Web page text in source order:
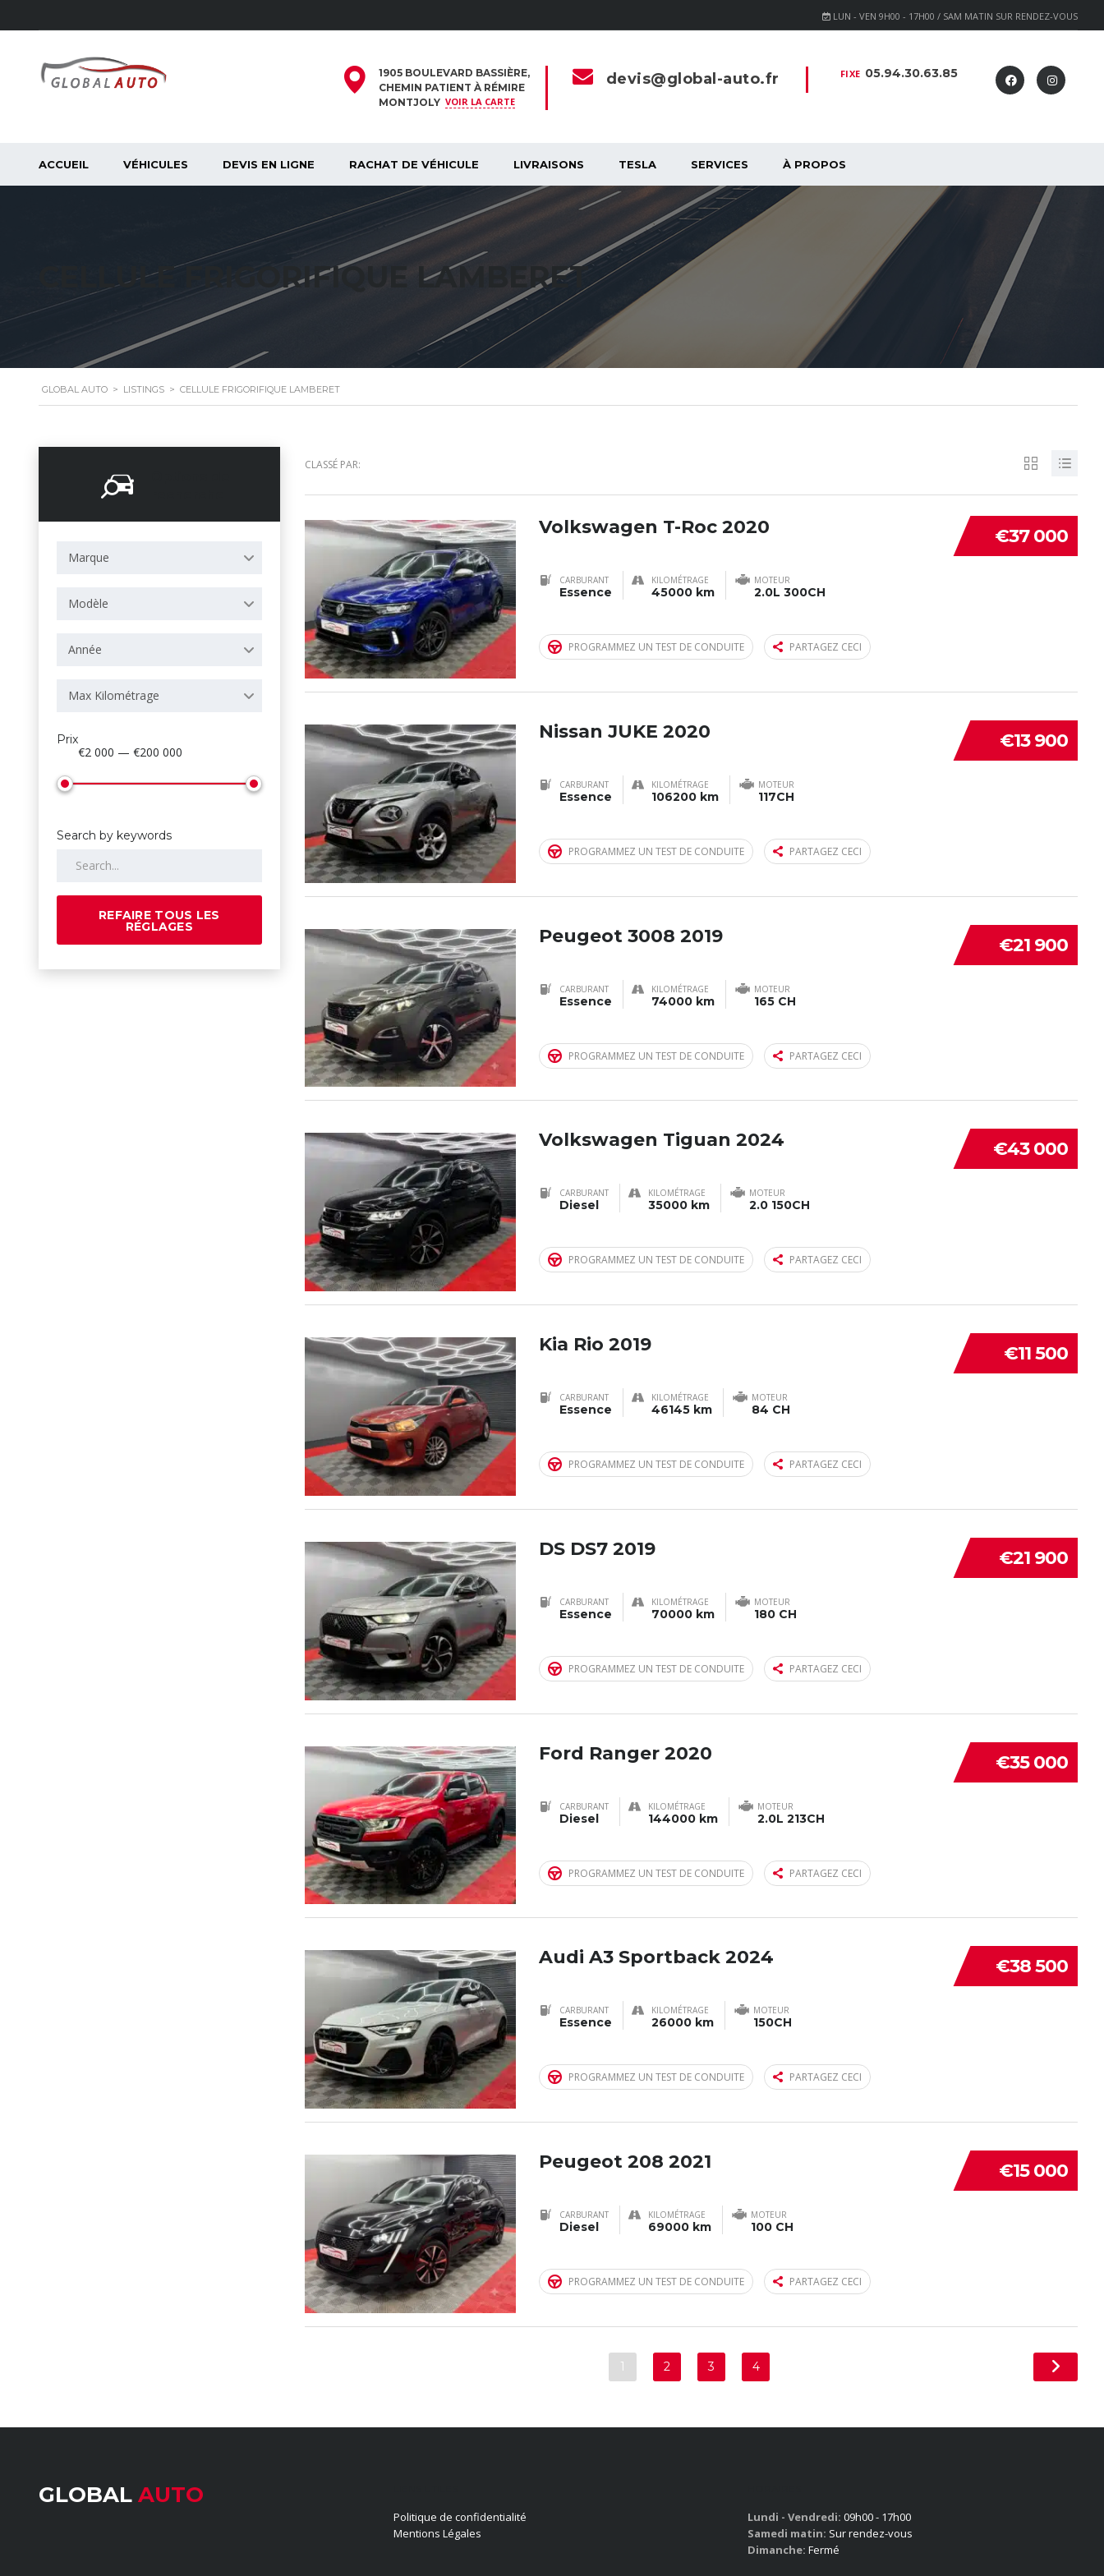
LUN - VEN 9H00 - 17H00 / SAM MATIN SUR RENDEZ-VOUS
FIXE 05.94.30.63.85
devis@global-auto.fr
1905 BOULEVARD BASSIÈRE,
CHEMIN PATIENT À RÉMIRE
MONTJOLY VOIR LA CARTE
ACCUEIL VÉHICULES DEVIS EN LIGNE RACHAT DE VÉHICULE LIVRAISONS TESLA SERVICES À PROPOS
CELLULE FRIGORIFIQUE LAMBERET
GLOBAL AUTO > LISTINGS > CELLULE FRIGORIFIQUE LAMBERET
Marque
Modèle
Année
Max Kilométrage
Prix
€2 000 — €200 000
Search by keywords
REFAIRE TOUS LES
RÉGLAGES
CLASSÉ PAR:
€37 000
Volkswagen T-Roc 2020
CARBURANT
Essence
KILOMÉTRAGE
45000 km
MOTEUR
2.0L 300CH
PROGRAMMEZ UN TEST DE CONDUITE PARTAGEZ CECI
€13 900
Nissan JUKE 2020
CARBURANT
Essence
KILOMÉTRAGE
106200 km
MOTEUR
117CH
PROGRAMMEZ UN TEST DE CONDUITE PARTAGEZ CECI
€21 900
Peugeot 3008 2019
CARBURANT
Essence
KILOMÉTRAGE
74000 km
MOTEUR
165 CH
PROGRAMMEZ UN TEST DE CONDUITE PARTAGEZ CECI
€43 000
Volkswagen Tiguan 2024
CARBURANT
Diesel
KILOMÉTRAGE
35000 km
MOTEUR
2.0 150CH
PROGRAMMEZ UN TEST DE CONDUITE PARTAGEZ CECI
€11 500
Kia Rio 2019
CARBURANT
Essence
KILOMÉTRAGE
46145 km
MOTEUR
84 CH
PROGRAMMEZ UN TEST DE CONDUITE PARTAGEZ CECI
€21 900
DS DS7 2019
CARBURANT
Essence
KILOMÉTRAGE
70000 km
MOTEUR
180 CH
PROGRAMMEZ UN TEST DE CONDUITE PARTAGEZ CECI
€35 000
Ford Ranger 2020
CARBURANT
Diesel
KILOMÉTRAGE
144000 km
MOTEUR
2.0L 213CH
PROGRAMMEZ UN TEST DE CONDUITE PARTAGEZ CECI
€38 500
Audi A3 Sportback 2024
CARBURANT
Essence
KILOMÉTRAGE
26000 km
MOTEUR
150CH
PROGRAMMEZ UN TEST DE CONDUITE PARTAGEZ CECI
€15 000
Peugeot 208 2021
CARBURANT
Diesel
KILOMÉTRAGE
69000 km
MOTEUR
100 CH
PROGRAMMEZ UN TEST DE CONDUITE PARTAGEZ CECI
1 2 3 4
GLOBAL AUTO
Politique de confidentialité
Mentions Légales
Lundi - Vendredi: 09h00 - 17h00
Samedi matin: Sur rendez-vous
Dimanche: Fermé